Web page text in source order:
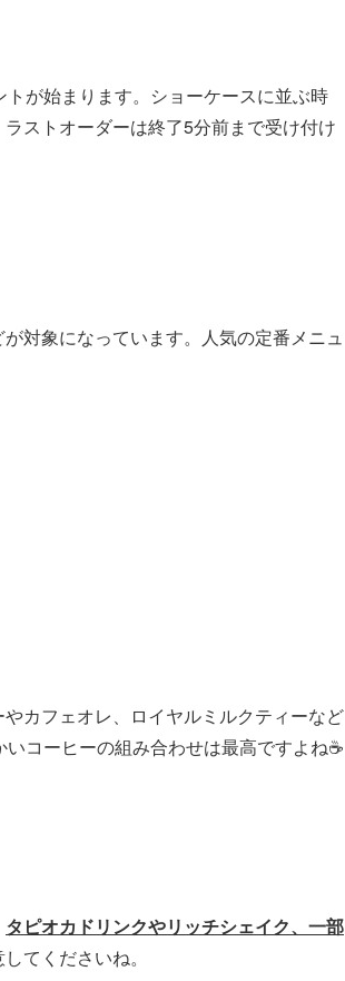
が始まります。ショーケースに並ぶ時
ストオーダーは終了5分前まで受け付け
対象になっています。人気の定番メニュ
カフェオレ、ロイヤルミルクティーなど
コーヒーの組み合わせは最高ですよね☕
タピオカドリンクやリッチシェイク、一部
てくださいね。